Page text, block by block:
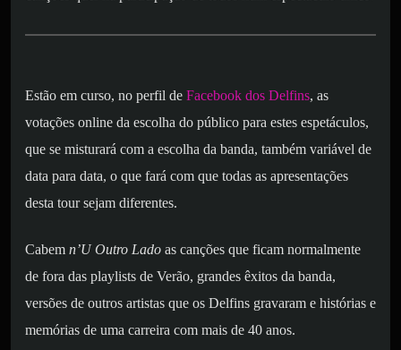
Estão em curso, no perfil de Facebook dos Delfins, as
votações online da escolha do público para estes espetáculos,
que se misturará com a escolha da banda, também variável de
data para data, o que fará com que todas as apresentações
desta tour sejam diferentes.
Cabem n’U Outro Lado as canções que ficam normalmente
de fora das playlists de Verão, grandes êxitos da banda,
versões de outros artistas que os Delfins gravaram e histórias e
memórias de uma carreira com mais de 40 anos.